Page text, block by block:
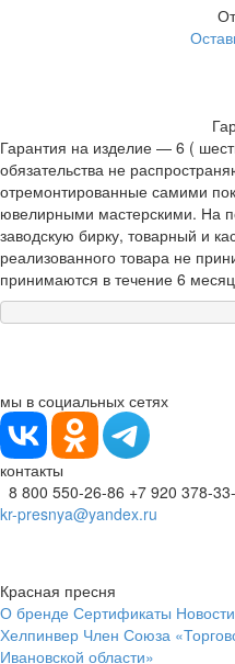
Гарантия на изделие — 6 (
обязательства не
отремонтированные самими
ювелирными мастерскими. На
заводскую бирку, товарный и
реализованного товара не
принимаются в течение 6
мы в социальных сетях
контакты
8 800 550-26-86 +7 920 378-
kr-presnya@yandex.ru
Красная пресня
О бренде Сертификаты Новости
Хелпинвер Член Союза
Ивановской области»